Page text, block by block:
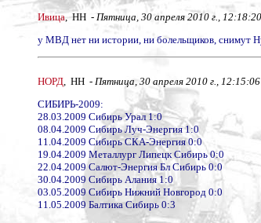
Ивица, НН - Пятница, 30 апреля 2010 г., 12:18:20
у МВД нет ни истории, ни болельщиков, снимут
НОРД, НН - Пятница, 30 апреля 2010 г., 12:15:06
СИБИРЬ-2009:
28.03.2009 Сибирь Урал 1:0
08.04.2009 Сибирь Луч-Энергия 1:0
11.04.2009 Сибирь СКА-Энергия 0:0
19.04.2009 Металлург Липецк Сибирь 0:0
22.04.2009 Салют-Энергия Бл Сибирь 0:0
30.04.2009 Сибирь Алания 1:0
03.05.2009 Сибирь Нижний Новгород 0:0
11.05.2009 Балтика Сибирь 0:3